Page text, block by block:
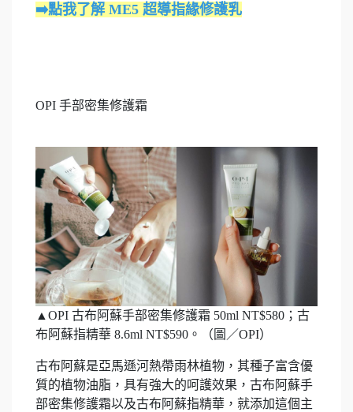
➡️點我了解 ME5 超導指緣修護乳
OPI 手部密集修護霜
▲OPI 古布阿蘇手部密集修護霜 50ml NT$580；古
布阿蘇指精華 8.6ml NT$590。（圖／OPI）
古布阿蘇是亞馬遜河熱帶雨林植物，其種子富含優
質的植物油脂，具有強大的呵護效果，古布阿蘇手
部密集修護霜以及古布阿蘇指精華，就添加這個主